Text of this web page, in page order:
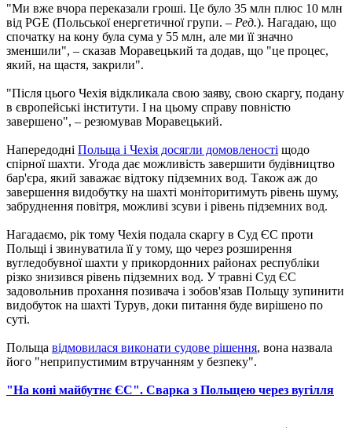
"Ми вже вчора переказали гроші. Це було 35 млн плюс 10 млн
від PGE (Польської енергетичної групи. – Ред.). Нагадаю, що
спочатку на кону була сума у ​​55 млн, але ми її значно
зменшили", – сказав Моравецький та додав, що "це процес,
який, на щастя, закрили".
"Після цього Чехія відкликала свою заяву, свою скаргу, подану
в європейські інститути. І на цьому справу повністю
завершено", – резюмував Моравецький.
Напередодні Польща і Чехія досягли домовленості щодо
спірної ​​шахти. Угода дає можливість завершити будівництво
бар'єра, який заважає відтоку підземних вод. Також аж до
завершення видобутку на шахті моніторитимуть рівень шуму,
забруднення повітря, можливі зсуви і рівень підземних вод.
Нагадаємо, рік тому Чехія подала скаргу в Суд ЄС проти
Польщі і звинуватила її у тому, що через розширення
вугледобувної шахти у прикордонних районах республіки
різко знизився рівень підземних вод. У травні Суд ЄС
задовольнив прохання позивача і зобов'язав Польщу зупинити
видобуток на шахті Турув, доки питання буде вирішено по
суті.
Польща відмовилася виконати судове рішення, вона назвала
його "неприпустимим втручанням у безпеку".
"На коні майбутнє ЄС". Сварка з Польщею через вугілля